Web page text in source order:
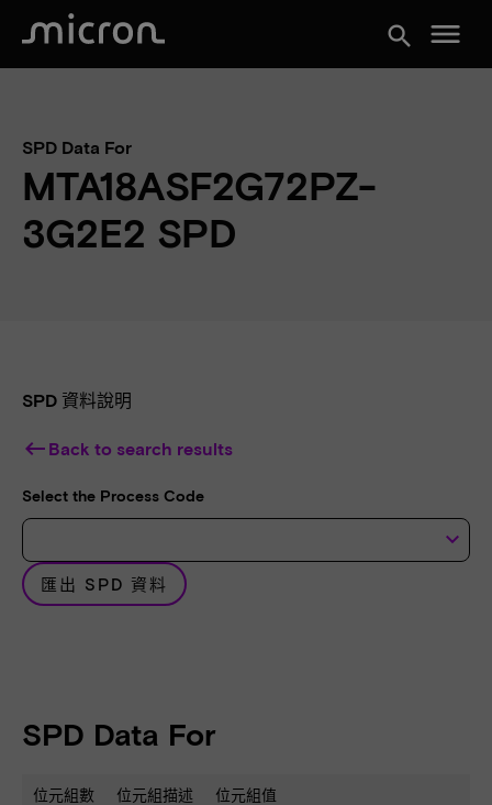
search menu
SPD Data For
MTA18ASF2G72PZ-
3G2E2 SPD
SPD 資料說明
keyboard_backspace Back to search results
Select the Process Code
keyboard_arrow_down
匯出 SPD 資料
SPD Data For
位元組數 位元組描述 位元組值